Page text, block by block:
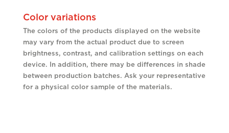
Color variations
The colors of the products displayed on the website
may vary from the actual product due to screen
brightness, contrast, and calibration settings on each
device. In addition, there may be differences in shade
between production batches. Ask your representative
for a physical color sample of the materials.